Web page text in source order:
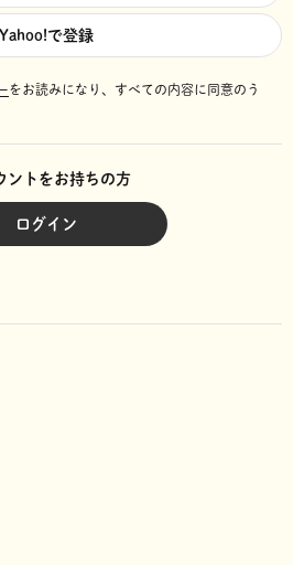
Yahoo!で登録
をお読みになり、 すべての内容に同意のう
ントをお持ちの方
ログイン